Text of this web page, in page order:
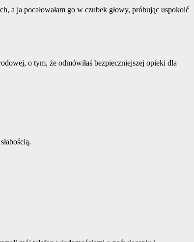
a ja pocałowałam go w czubek głowy, próbując uspokoić
o tym, że odmówiłaś bezpieczniejszej opieki dla